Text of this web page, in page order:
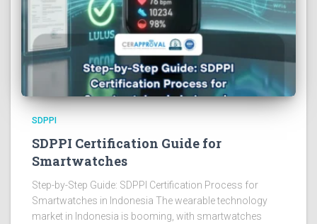
SDPPI
SDPPI Certification Guide for
Smartwatches
Step-by-Step Guide: SDPPI Certification Process for
Smartwatches in Indonesia The wearable technology
market in Indonesia is booming, with smartwatches